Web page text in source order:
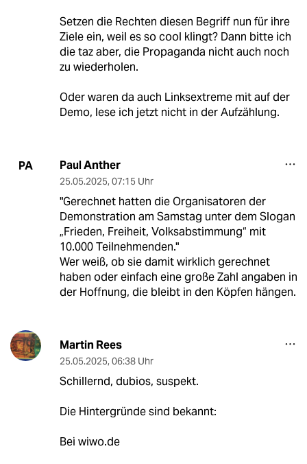
Setzen die Rechten diesen Begriff nun für ihre
Ziele ein, weil es so cool klingt? Dann bitte ich
die taz aber, die Propaganda nicht auch noch
zu wiederholen.
Oder waren da auch Linksextreme mit auf der
Demo, lese ich jetzt nicht in der Aufzählung.
PA Paul Anther
25.05.2025, 07:15 Uhr
"Gerechnet hatten die Organisatoren der
Demonstration am Samstag unter dem Slogan
„Frieden, Freiheit, Volksabstimmung“ mit
10.000 Teilnehmenden."
Wer weiß, ob sie damit wirklich gerechnet
haben oder einfach eine große Zahl angaben in
der Hoffnung, die bleibt in den Köpfen hängen.
Martin Rees
25.05.2025, 06:38 Uhr
Schillernd, dubios, suspekt.
Die Hintergründe sind bekannt:
Bei wiwo.de